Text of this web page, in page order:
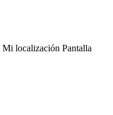
Mi localización Pantalla